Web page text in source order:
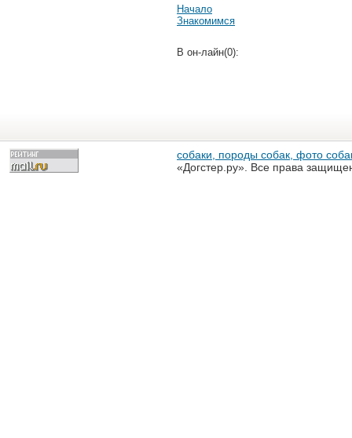
Начало
Знакомимся
В он-лайн(0):
собаки, породы собак, фото
«Догстер.ру». Все права